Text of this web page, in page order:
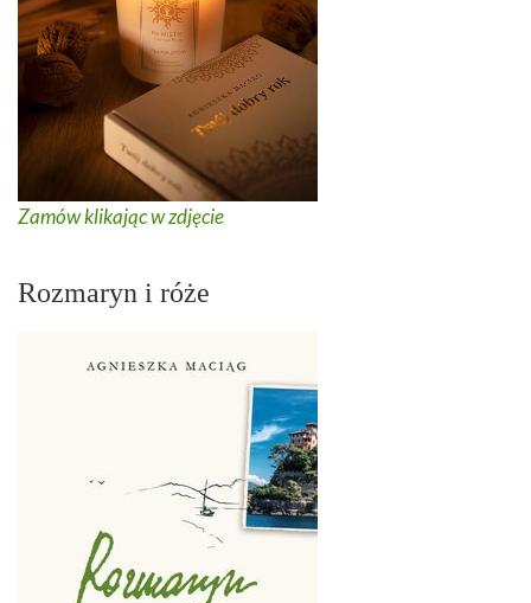
Zamów klikając w zdjęcie
Rozmaryn i róże